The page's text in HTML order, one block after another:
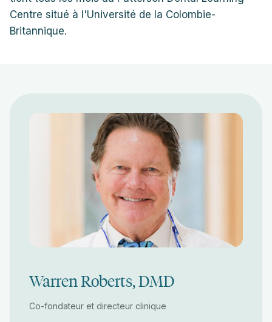
Centre situé à l'Université de la Colombie-
Britannique.
Warren Roberts, DMD
Co-fondateur et directeur clinique